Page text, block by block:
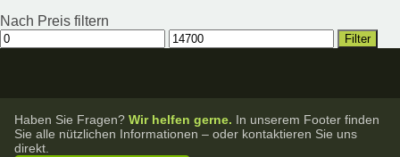
Nach Preis filtern
Min.
Preis
Max.
Preis
Filter
Haben Sie Fragen? Wir helfen gerne. In unserem Footer finden
Sie alle nützlichen Informationen – oder kontaktieren Sie uns
direkt.